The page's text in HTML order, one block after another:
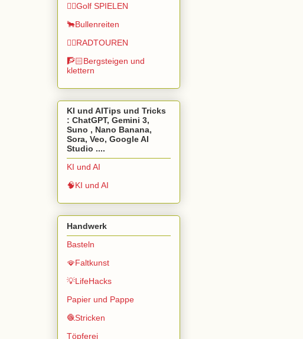
🏌️‍♂️Golf SPIELEN
🐂Bullenreiten
🚴‍♂️RADTOUREN
🧗🏻Bergsteigen und
klettern
KI und AITips und Tricks
: ChatGPT, Gemini 3,
Suno , Nano Banana,
Sora, Veo, Google AI
Studio ....
KI und AI
🧠KI und AI
Handwerk
Basteln
🪭Faltkunst
💡LifeHacks
Papier und Pappe
🧶Stricken
Töpferei